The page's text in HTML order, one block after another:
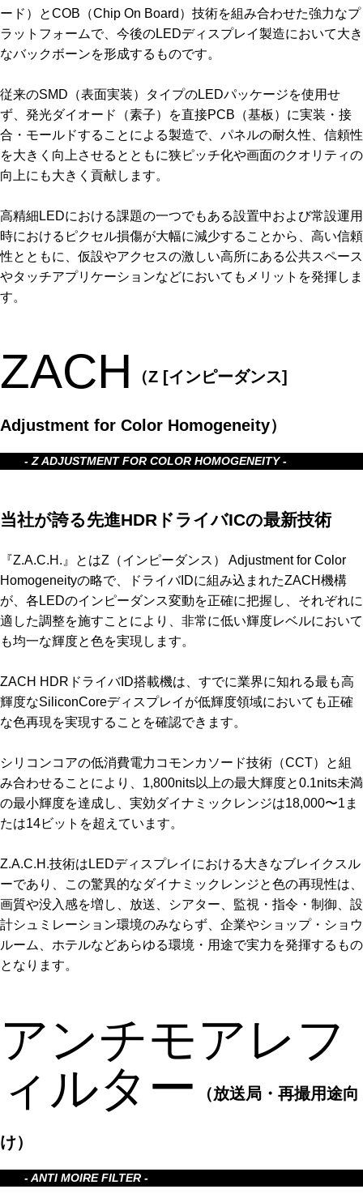
ード）とCOB（Chip On Board）技術を組み合わせた強力なプ
ラットフォームで、今後のLEDディスプレイ製造において大き
なバックボーンを形成するものです。
従来のSMD（表面実装）タイプのLEDパッケージを使用せ
ず、発光ダイオード（素子）を直接PCB（基板）に実装・接
合・モールドすることによる製造で、パネルの耐久性、信頼性
を大きく向上させるとともに狭ピッチ化や画面のクオリティの
向上にも大きく貢献します。
高精細LEDにおける課題の一つでもある設置中および常設運用
時におけるピクセル損傷が大幅に減少することから、高い信頼
性とともに、仮設やアクセスの激しい高所にある公共スペース
やタッチアプリケーションなどにおいてもメリットを発揮しま
す。
ZACH （Z [インピーダンス]
Adjustment for Color Homogeneity）
- Z ADJUSTMENT FOR COLOR HOMOGENEITY -
当社が誇る先進HDRドライバICの最新技術
『Z.A.C.H.』とはZ（インピーダンス） Adjustment for Color
Homogeneityの略で、ドライバIDに組み込まれたZACH機構
が、各LEDのインピーダンス変動を正確に把握し、それぞれに
適した調整を施すことにより、非常に低い輝度レベルにおいて
も均一な輝度と色を実現します。
ZACH HDRドライバID搭載機は、すでに業界に知れる最も高
輝度なSiliconCoreディスプレイが低輝度領域においても正確
な色再現を実現することを確認できます。
シリコンコアの低消費電力コモンカソード技術（CCT）と組
み合わせることにより、1,800nits以上の最大輝度と0.1nits未満
の最小輝度を達成し、実効ダイナミックレンジは18,000〜1ま
たは14ビットを超えています。
Z.A.C.H.技術はLEDディスプレイにおける大きなブレイクスル
ーであり、この驚異的なダイナミックレンジと色の再現性は、
画質や没入感を増し、放送、シアター、監視・指令・制御、設
計シュミレーション環境のみならず、企業やショップ・ショウ
ルーム、ホテルなどあらゆる環境・用途で実力を発揮するもの
となります。
アンチモアレフ
ィルター
（放送局・再撮用途向
け）
- ANTI MOIRE FILTER -